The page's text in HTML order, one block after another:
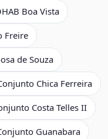
Boa Vista
Freire
de Souza
Chica Ferreira
Costa Telles II
Guanabara